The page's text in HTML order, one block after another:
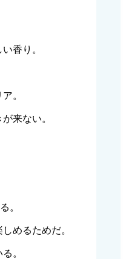
香り。
。
来ない。
。
めるためだ。
。